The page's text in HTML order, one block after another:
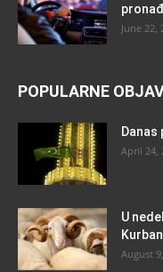
June 22,
POPULARNE
Danas
April 24,
U
August